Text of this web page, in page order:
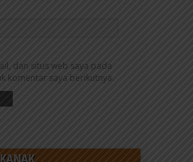
dan situs web saya pada
komentar saya berikutnya.